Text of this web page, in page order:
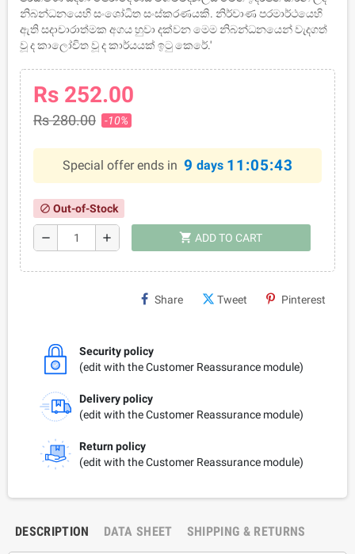
නිබන්ධනයෙහි සංශෝධිත සංස්කරණයකි. නිර්වාණ පරමාර්ථයෙහි
ඇති සදාචාරාත්මක අගය හුවා දක්වන මෙම නිබන්ධනයෙන් වැදගත්
වූ ද කාලෝචිත වූ ද කාර්යයක් ඉටු කෙරේ.'
Rs 252.00
Rs 280.00 -10%
Special offer ends in 9 days 11:05:42
block Out-of-Stock
remove add shopping_cart ADD TO CART
Share Tweet Pinterest
Security policy
(edit with the Customer Reassurance module)
Delivery policy
(edit with the Customer Reassurance module)
Return policy
(edit with the Customer Reassurance module)
DESCRIPTION DATA SHEET SHIPPING & RETURNS